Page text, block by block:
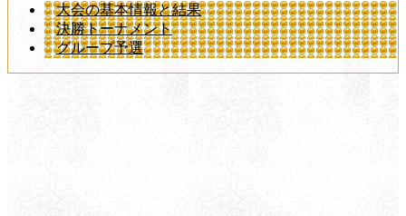
大会の基本情報と結果
決勝トーナメント
グループ予選